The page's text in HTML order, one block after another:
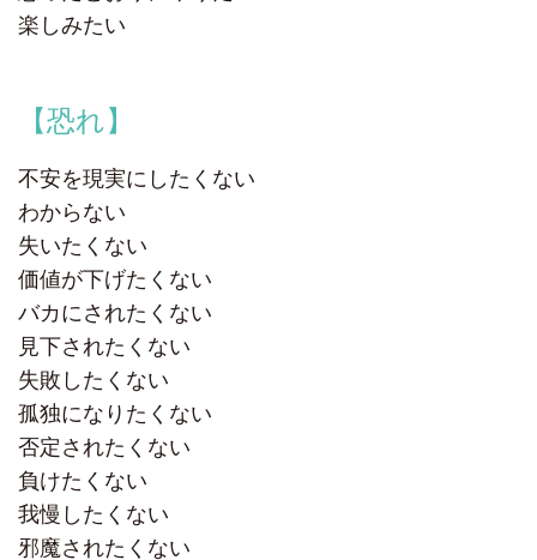
楽しみたい
【恐れ】
不安を現実にしたくない
わからない
失いたくない
価値が下げたくない
バカにされたくない
見下されたくない
失敗したくない
孤独になりたくない
否定されたくない
負けたくない
我慢したくない
邪魔されたくない